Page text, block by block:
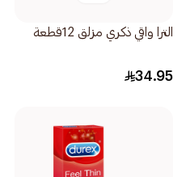
الترا واقي ذكري مزلق 12قطعة
34.95